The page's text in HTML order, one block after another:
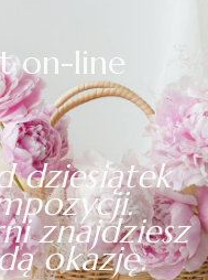
on-line
dziesiątek
znajdziesz
okazję.